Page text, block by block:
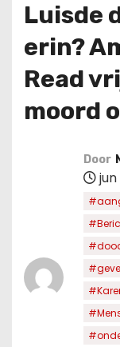
Luisde
erin?
Read
moord
Door
jun